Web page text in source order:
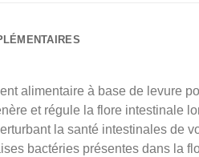
alimentaire à base de levure
et régule la flore intestinale
la santé intestinales de
bactéries présentes dans la